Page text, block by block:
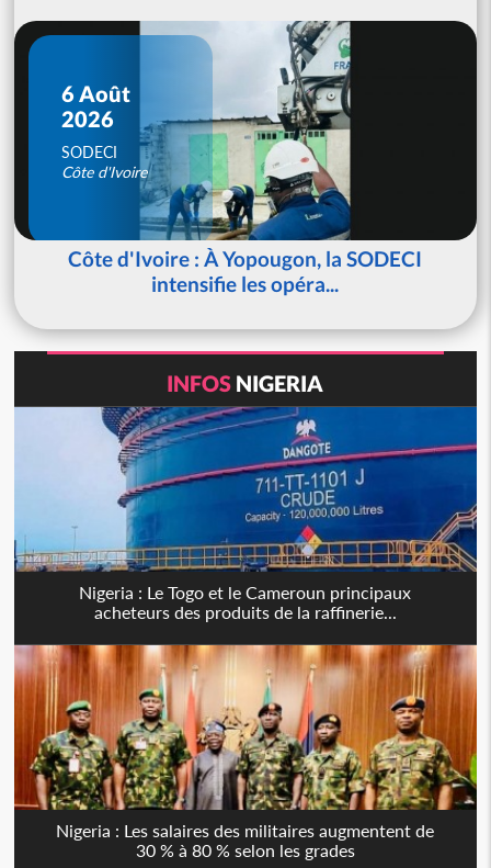
6 Août
2026
SODECI
Côte d'Ivoire
Côte d'Ivoire : À Yopougon, la SODECI
intensifie les opéra...
INFOS NIGERIA
Nigeria : Le Togo et le Cameroun principaux
acheteurs des produits de la raffinerie...
Nigeria : Les salaires des militaires augmentent de
30 % à 80 % selon les grades